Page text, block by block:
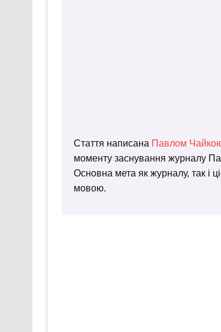
Стаття написана Павлом
моменту заснування журналу
Основна мета як журналу, так і
мовою.